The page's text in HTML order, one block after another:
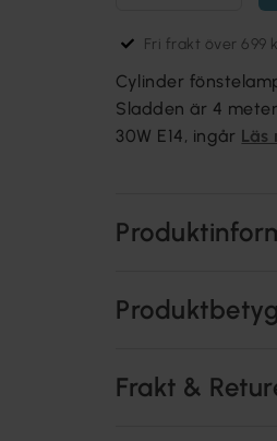
Fri frakt över 699
Cylinder
Sladden är 4
30W E14, ingår Läs
Produktbetyg
Frakt &